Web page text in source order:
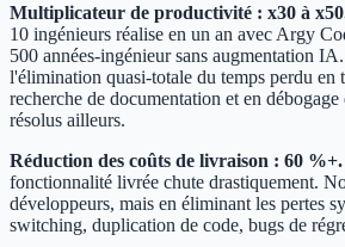
Multiplicateur de productivité : x30 à
10 ingénieurs réalise en un an avec Argy
500 années-ingénieur sans augmentation
l'élimination quasi-totale du temps perdu en
recherche de documentation et en débogage
résolus ailleurs.
Réduction des coûts de livraison : 60 %+.
fonctionnalité livrée chute drastiquement.
développeurs, mais en éliminant les pertes
switching, duplication de code, bugs de